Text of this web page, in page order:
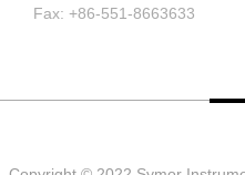
Fax: +86-551-8663633